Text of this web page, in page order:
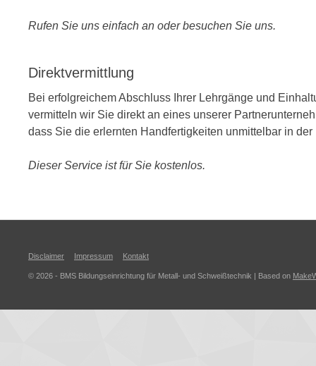
Rufen Sie uns einfach an oder besuchen Sie uns.
Direktvermittlung
Bei erfolgreichem Abschluss Ihrer Lehrgänge und
vermitteln wir Sie direkt an eines unserer
dass Sie die erlernten Handfertigkeiten unmittelbar in
Dieser Service ist für Sie kostenlos.
Disclaimer Impressum Kontakt
© 2026 - BMS Bildungseinrichtung für Metall- und Schweißtechnik | Based on